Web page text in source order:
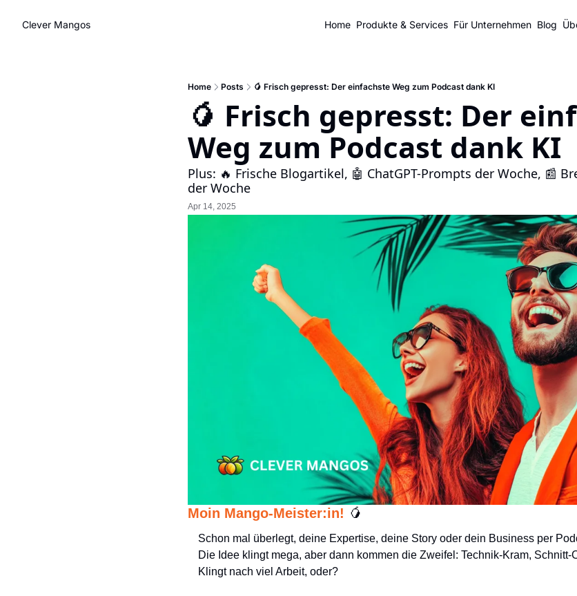
Clever Mangos Home Produkte & Services Für Unternehmen Blog
Home Posts 🥭 Frisch gepresst: Der einfachste Weg zum Podcast dank KI
🥭 Frisch gepresst: Der
Weg zum Podcast dank KI
Plus: 🔥 Frische Blogartikel, 🤖 ChatGPT-Prompts der Woche, 📰
der Woche
Apr 14, 2025
Moin Mango-Meister:in! 🥭
Schon mal überlegt, deine Expertise, deine Story oder dein Business per
Die Idee klingt mega, aber dann kommen die Zweifel: Technik-Kram, Schnitt-
Klingt nach viel Arbeit, oder?